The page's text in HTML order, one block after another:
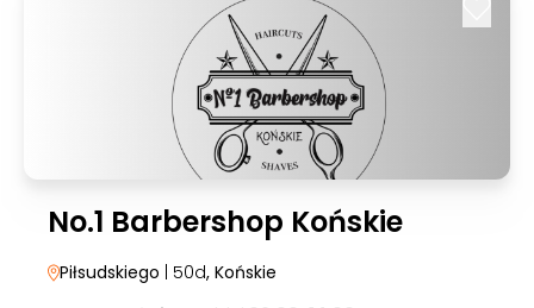
No.1 Barbershop Końskie
Piłsudskiego | 50d, Końskie